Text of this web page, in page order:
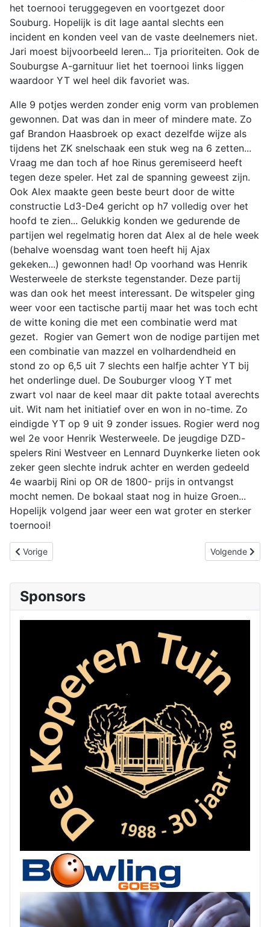
het toernooi teruggegeven en voortgezet door
Souburg. Hopelijk is dit lage aantal slechts een
incident en konden veel van de vaste deelnemers niet.
Jari moest bijvoorbeeld leren... Tja prioriteiten. Ook de
Souburgse A-garnituur liet het toernooi links liggen
waardoor YT wel heel dik favoriet was.
Alle 9 potjes werden zonder enig vorm van problemen
gewonnen. Dat was dan in meer of mindere mate. Zo
gaf Brandon Haasbroek op exact dezelfde wijze als
tijdens het ZK snelschaak een stuk weg na 6 zetten...
Vraag me dan toch af hoe Rinus geremiseerd heeft
tegen deze speler. Het zal de spanning geweest zijn.
Ook Alex maakte geen beste beurt door de witte
constructie Ld3-De4 gericht op h7 volledig over het
hoofd te zien... Gelukkig konden we gedurende de
partijen wel regelmatig horen dat Alex al de hele week
(behalve woensdag want toen heeft hij Ajax
gekeken...) gewonnen had! Op voorhand was Henrik
Westerweele de sterkste tegenstander. Deze partij
was dan ook het meest interessant. De witspeler ging
weer voor een tactische partij maar het was toch echt
de witte koning die met een combinatie werd mat
gezet. Rogier van Gemert won de nodige partijen met
een combinatie van mazzel en volhardendheid en
stond zo op 6,5 uit 7 slechts een halfje achter YT bij
het onderlinge duel. De Souburger vloog YT met
zwart vol naar de keel maar dit pakte totaal averechts
uit. Wit nam het initiatief over en won in no-time. Zo
eindigde YT op 9 uit 9 zonder issues. Rogier werd nog
wel 2e voor Henrik Westerweele. De jeugdige DZD-
spelers Rini Westveer en Lennard Duynkerke lieten ook
zeker geen slechte indruk achter en werden gedeeld
4e waarbij Rini op OR de 1800- prijs in ontvangst
mocht nemen. De bokaal staat nog in huize Groen...
Hopelijk volgend jaar weer een wat groter en sterker
toernooi!
Vorig artikel: Goes wint ook 3e wedstrijd
Vorige Volgende
Volgende
Sponsors